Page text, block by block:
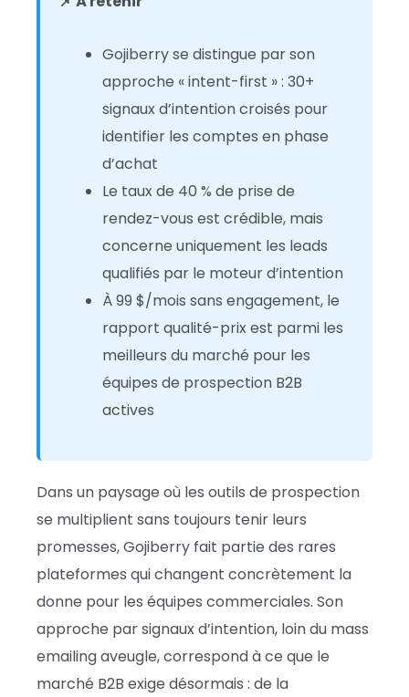
Gojiberry se distingue par son
approche « intent-first » : 30+
signaux d’intention croisés pour
identifier les comptes en phase
d’achat
Le taux de 40 % de prise de
rendez-vous est crédible, mais
concerne uniquement les leads
qualifiés par le moteur d’intention
À 99 $/mois sans engagement, le
rapport qualité-prix est parmi les
meilleurs du marché pour les
équipes de prospection B2B
actives
Dans un paysage où les outils de prospection
se multiplient sans toujours tenir leurs
promesses, Gojiberry fait partie des rares
plateformes qui changent concrètement la
donne pour les équipes commerciales. Son
approche par signaux d’intention, loin du mass
emailing aveugle, correspond à ce que le
marché B2B exige désormais : de la